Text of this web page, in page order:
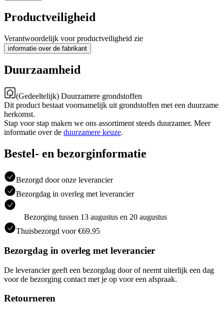
Productveiligheid
Verantwoordelijk voor productveiligheid zie
informatie over de fabrikant
Duurzaamheid
(Gedeeltelijk) Duurzamere grondstoffen
Dit product bestaat voornamelijk uit grondstoffen met een duurzame
herkomst.
Stap voor stap maken we ons assortiment steeds duurzamer. Meer
informatie over de duurzamere keuze.
Bestel- en bezorginformatie
Bezorgd door onze leverancier
Bezorgdag in overleg met leverancier
Bezorging tussen 13 augustus en 20 augustus
Thuisbezorgd voor €69.95
Bezorgdag in overleg met leverancier
De leverancier geeft een bezorgdag door of neemt uiterlijk een dag
voor de bezorging contact met je op voor een afspraak.
Retourneren